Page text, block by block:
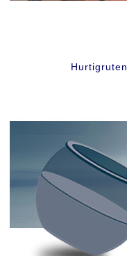
Hurtigruten